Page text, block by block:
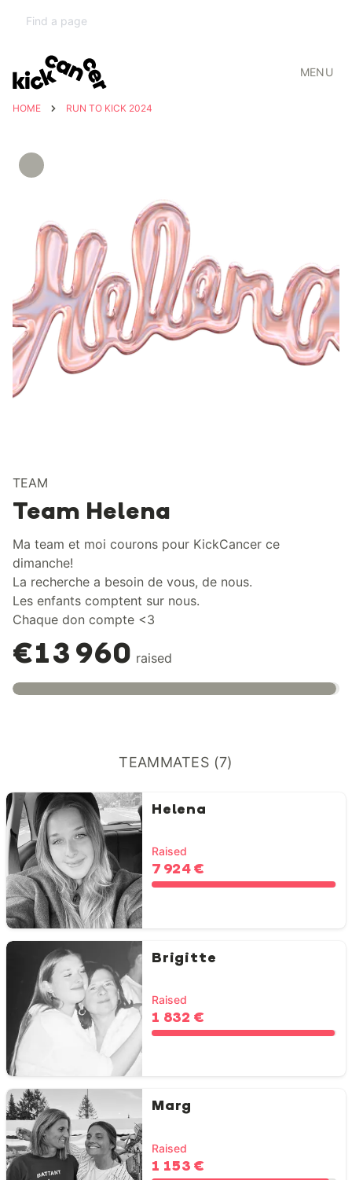
MENU
HOME RUN TO KICK 2024
TEAM
Team Helena
Ma team et moi courons pour KickCancer ce
dimanche!
La recherche a besoin de vous, de nous.
Les enfants comptent sur nous.
Chaque don compte <3
€13 960 raised
TEAMMATES (7)
Helena
Raised
7 924 €
Brigitte
Raised
1 832 €
Marg
Raised
1 153 €